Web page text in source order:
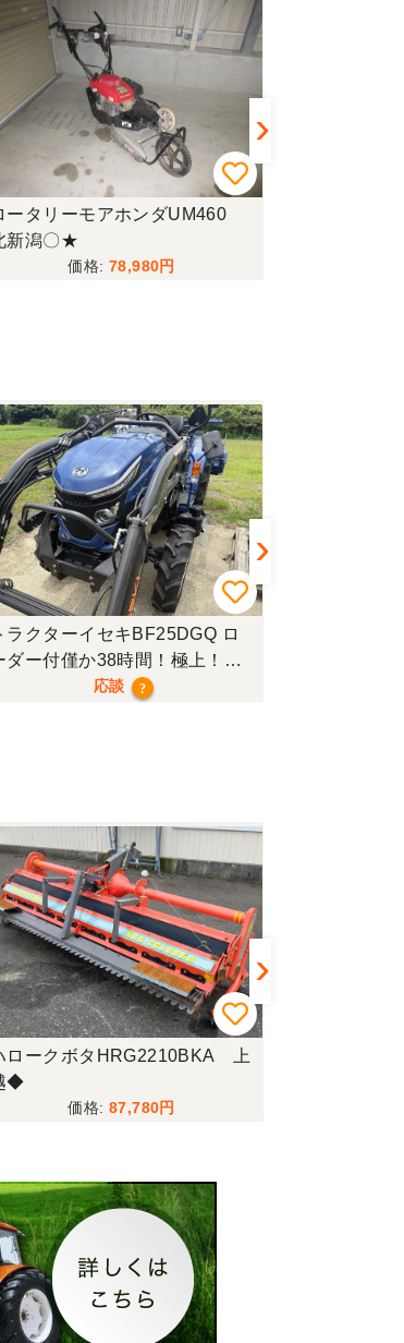
ータリーモアホンダUM460
新潟〇★
78,980
ラクターイセキBF25DGQ ロ
ダー付僅か38時間！極上！現
応談 ?
ロークボタHRG2210BKA 上
◆
87,780